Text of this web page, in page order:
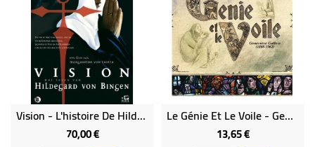
Vision - L'histoire De Hildegard Bingen (rare - Épuisé)
70,00 €Prix
Le Génie Et Le Voile - Geneviève Gallois 1888-1962
13,65 €Prix